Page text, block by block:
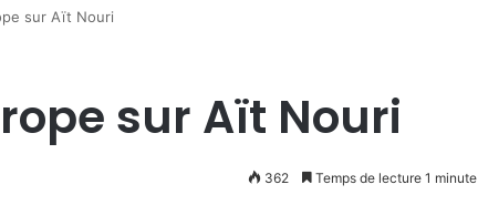
sur Aït Nouri
sur Aït Nouri
362 Temps de lecture 1 minute